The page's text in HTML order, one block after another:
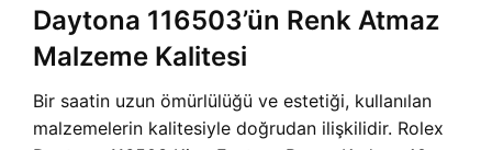
Daytona 116503’ün Renk Atmaz
Malzeme Kalitesi
Bir saatin uzun ömürlülüğü ve estetiği, kullanılan
malzemelerin kalitesiyle doğrudan ilişkilidir. Rolex